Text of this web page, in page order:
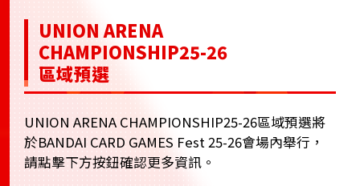
UNION ARENA
CHAMPIONSHIP25-26
區域預選
UNION ARENA CHAMPIONSHIP25-26區域預選將
於BANDAI CARD GAMES Fest 25-26會場內舉行，
請點擊下方按鈕確認更多資訊。